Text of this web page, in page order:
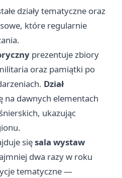
działy tematyczne oraz
które regularnie
prezentuje zbiory
oraz pamiątki po
Dział
na dawnych elementach
ukazując
sięsala wystaw
dwa razy w roku
tematyczne —